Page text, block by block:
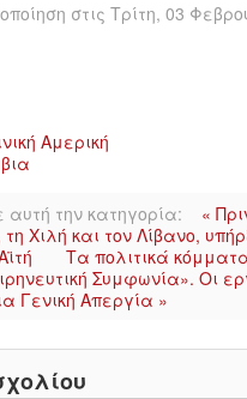
στις Τρίτη, 03
Αμερική
την κατηγορία:
«
Χιλή και τον Λίβανο,
Τα πολιτικά
Συμφωνία». Οι
Γενική Απεργία »